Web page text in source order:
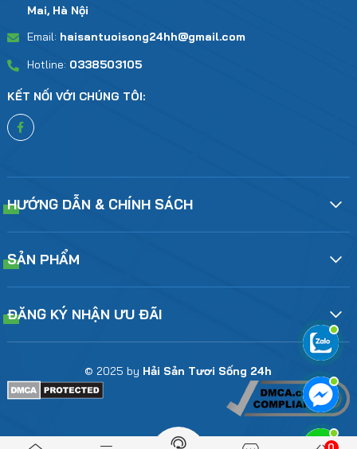
Mai, Hà Nội
Email: haisantuoisong24hh@gmail.com
Hotline: 0338503105
KẾT NỐI VỚI CHÚNG TÔI:
HƯỚNG DẪN & CHÍNH SÁCH
SẢN PHẨM
ĐĂNG KÝ NHẬN ƯU ĐÃI
© 2025 by Hải Sản Tươi Sống 24h